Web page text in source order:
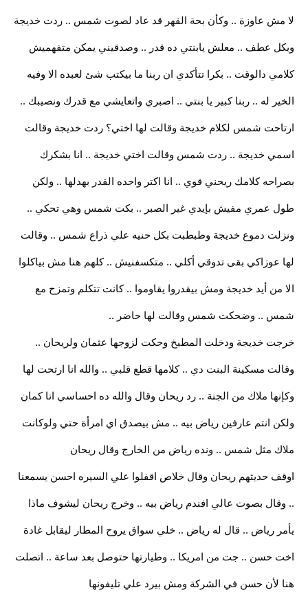
لا مش عاوزة .. وكأن بحة القهر قد عاد لصوت شمس .. ردت خديجة
وبكل عطف .. معلش يابنتي ده قدر .. وصدقيني يمكن متفهميش
كلامي دالوقت .. بكرا تتأكدي ان ربنا ما بيكتب شئ لعبده الا وفيه
الخير له .. ربنا كبير يا بنتي .. اصبري واتعايشي مع قدرك ونصيبك ..
ارتاحت شمس لكلام خديجة وقالت لها اختي؟ ردت خديجة وقالت
اسمي خديجة .. ردت شمس وقالت اختي خديجة .. انا بشكرك
بصراحه كلامك ريحني قوي .. انا اكتر واحده القدر بهدلها .. ولكن
طول عمري مفيش بإيدي غير الصبر .. بكت شمس وهي تحكي ..
ونزلت دموع خديجة وطبطبت بكل حنيه علي ذراع شمس .. وقالت
لها عوزاكي بقى تدوقي أكلي .. متكسفنيش .. كلهم هنا مش بياكلوا
الا من أيد خديجة ومش بيقدروا يقاوموا .. كانت تتكلم وتمزح مع
شمس .. وضحكت شمس وقالت لها حاضر ..
خرجت خديجة ودخلت المطبخ وحكت لزوجها عثمان ولريحان ..
وقالت مسكينة البنت دي .. كلامها قطع قلبي .. والله انا ارتحت لها
وكإنها ملاك من الجنة .. رد ريحان وقال والله ده احساسي انا كمان
ولكن انتم عارفين رياض بيه .. مش بيصدق اي امرأة حتي ولوكانت
ملاك مثل شمس .. ونده رياض من الخارج وقال ريحان
اوقف حديثهم ريحان وقال خلاص اقفلوا علي السيره احسن يسمعنا
.. وقال بصوت عالي افندم رياض بيه .. وخرج ريحان ليشوف ماذا
يأمر رياض .. قال له رياض .. خلي سواق يروح المطار ليقابل غادة
اخت حسن .. جت من امريكا .. وطيارتها حتوصل بعد ساعة .. اتصلت
هنا لأن حسن في الشركة ومش بيرد علي تليفونها